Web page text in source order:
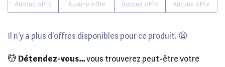
Aucune offre Aucune offre Aucune offre Aucune offre
Il n'y a plus d'offres disponibles pour ce produit. 😩
💆 Détendez-vous...vous trouverez peut-être votre